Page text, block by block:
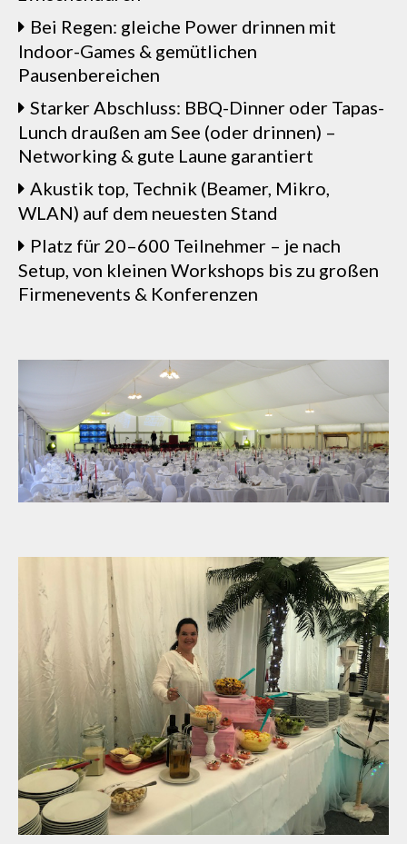
Bei Regen: gleiche Power drinnen mit
Indoor-Games & gemütlichen
Pausenbereichen
Starker Abschluss: BBQ-Dinner oder Tapas-
Lunch draußen am See (oder drinnen) –
Networking & gute Laune garantiert
Akustik top, Technik (Beamer, Mikro,
WLAN) auf dem neuesten Stand
Platz für 20–600 Teilnehmer – je nach
Setup, von kleinen Workshops bis zu großen
Firmenevents & Konferenzen